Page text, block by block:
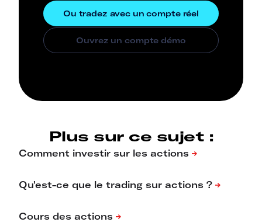
Plus sur ce sujet :